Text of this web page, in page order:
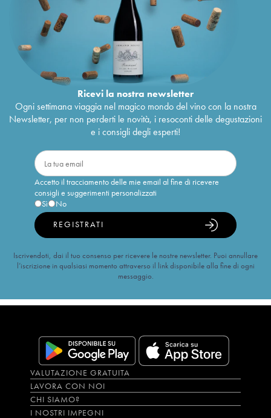
Ricevi la nostra newsletter
Ogni settimana viaggia nel magico mondo del vino con la nostra
Newsletter, per non perderti le novità, i resoconti delle degustazioni
e i consigli degli esperti!
Accetto il tracciamento delle mie email al fine di ricevere
consigli e suggerimenti personalizzati
Sì
No
REGISTRATI
Iscrivendoti, dai il tuo consenso per ricevere le nostre newsletter. Puoi annullare
l’iscrizione in qualsiasi momento attraverso il link disponibile alla fine di ogni
messaggio.
VALUTAZIONE GRATUITA
LAVORA CON NOI
CHI SIAMO?
I NOSTRI IMPEGNI